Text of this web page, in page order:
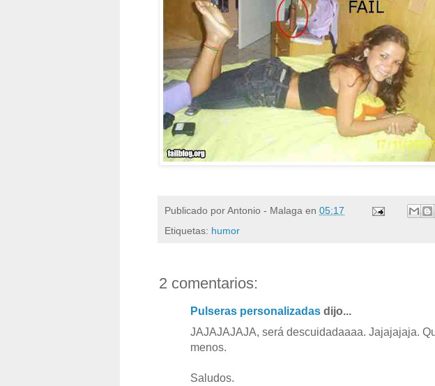
Publicado porAntonio - Malaga en 05:17
Etiquetas: humor
2 comentarios:
Pulseras personalizadas dijo...
JAJAJAJAJA, será descuidadaaaa. Jajajajaja.
menos.
Saludos.